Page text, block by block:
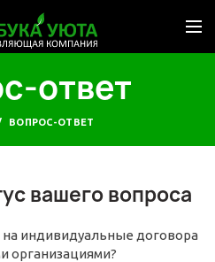
ответ
ВОПРОС-ОТВЕТ
вашего вопроса
индивидуальные договора
организациями?